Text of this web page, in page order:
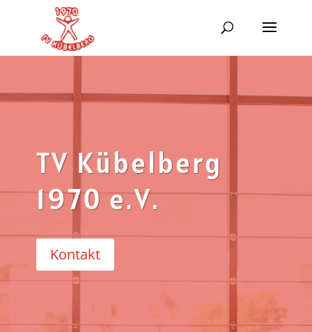
TV Kübelberg
1970 e.V.
Kontakt